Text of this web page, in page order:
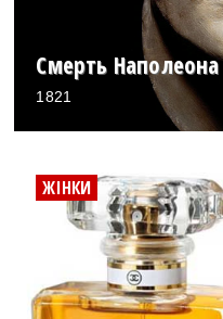
Смерть
1821
ЖІНКИ